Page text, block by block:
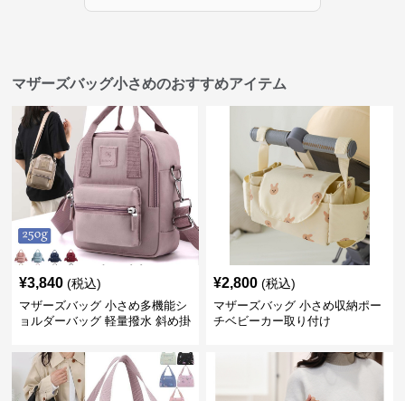
マザーズバッグ小さめのおすすめアイテム
¥3,840 (税込)
マザーズバッグ 小さめ多機能シ
ョルダーバッグ 軽量撥水 斜め掛
¥2,800 (税込)
マザーズバッグ 小さめ収納ポー
チベビーカー取り付け